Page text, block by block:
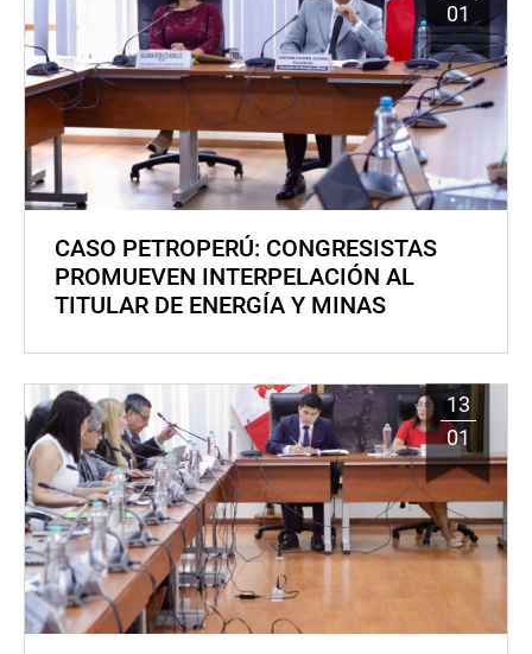
01
CASO PETROPERÚ: CONGRESISTAS
PROMUEVEN INTERPELACIÓN AL
TITULAR DE ENERGÍA Y MINAS
13
01